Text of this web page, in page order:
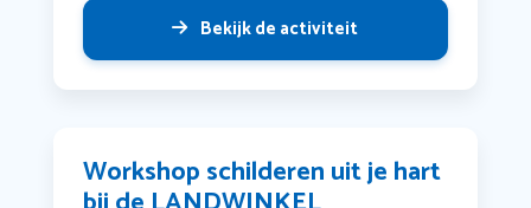
Bekijk de activiteit
Workshop schilderen uit je hart